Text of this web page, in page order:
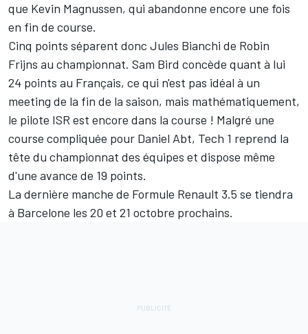
que Kevin Magnussen, qui abandonne encore une fois
en fin de course.
Cinq points séparent donc Jules Bianchi de Robin
Frijns au championnat. Sam Bird concède quant à lui
24 points au Français, ce qui n'est pas idéal à un
meeting de la fin de la saison, mais mathématiquement,
le pilote ISR est encore dans la course ! Malgré une
course compliquée pour Daniel Abt, Tech 1 reprend la
tête du championnat des équipes et dispose même
d'une avance de 19 points.
La dernière manche de Formule Renault 3.5 se tiendra
à Barcelone les 20 et 21 octobre prochains.